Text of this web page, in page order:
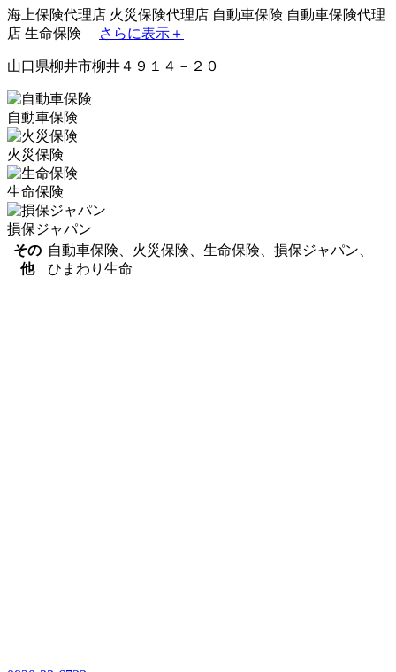
海上保険代理店 火災保険代理店 自動車保険 自動車保険代理
店 生命保険 さらに表示＋
山口県柳井市柳井４９１４－２０
自動車保険
火災保険
生命保険
損保ジャパン
その
他
自動車保険、火災保険、生命保険、損保ジャパン、
ひまわり生命